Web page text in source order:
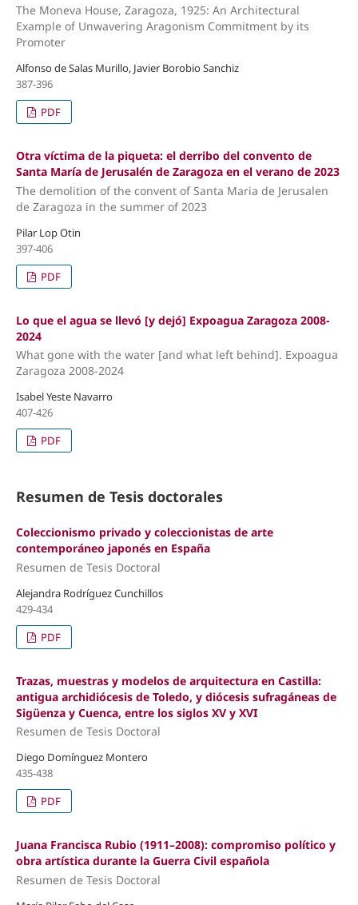
The Moneva House, Zaragoza, 1925: An Architectural
Example of Unwavering Aragonism Commitment by its
Promoter
Alfonso de Salas Murillo, Javier Borobio Sanchiz
387-396
PDF
Otra víctima de la piqueta: el derribo del convento de
Santa María de Jerusalén de Zaragoza en el verano de 2023
The demolition of the convent of Santa Maria de Jerusalen
de Zaragoza in the summer of 2023
Pilar Lop Otin
397-406
PDF
Lo que el agua se llevó [y dejó] Expoagua Zaragoza 2008-
2024
What gone with the water [and what left behind]. Expoagua
Zaragoza 2008-2024
Isabel Yeste Navarro
407-426
PDF
Resumen de Tesis doctorales
Coleccionismo privado y coleccionistas de arte
contemporáneo japonés en España
Resumen de Tesis Doctoral
Alejandra Rodríguez Cunchillos
429-434
PDF
Trazas, muestras y modelos de arquitectura en Castilla:
antigua archidiócesis de Toledo, y diócesis sufragáneas de
Sigüenza y Cuenca, entre los siglos XV y XVI
Resumen de Tesis Doctoral
Diego Domínguez Montero
435-438
PDF
Juana Francisca Rubio (1911–2008): compromiso político y
obra artística durante la Guerra Civil española
Resumen de Tesis Doctoral